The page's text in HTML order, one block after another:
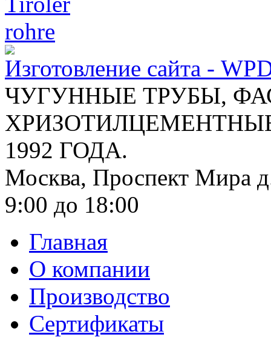
Изготовление сайта -
ЧУГУННЫЕ ТРУБЫ,
1992 ГОДА.
Москва, Проспект Мира
9:00 до 18:00
Главная
О компании
Производство
Сертификаты